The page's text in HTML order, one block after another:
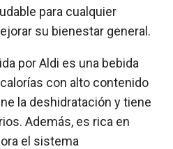
para cualquier
su bienestar general.
por Aldi es una bebida
con alto contenido
la deshidratación y tiene
Además, es rica en
el sistema